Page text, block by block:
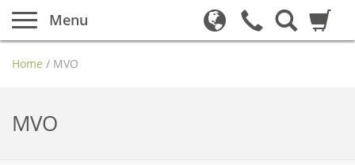
Menu
Home / MVO
MVO